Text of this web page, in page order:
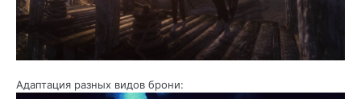
Адаптация разных видов брони: